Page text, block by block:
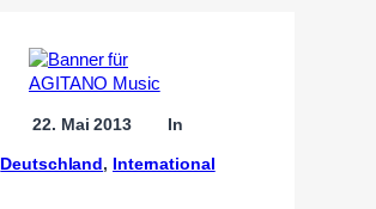
22. Mai 2013 In
Deutschland, International